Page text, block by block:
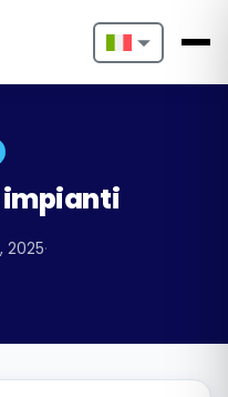
Nederlands
Français
Español
impianti
2025·